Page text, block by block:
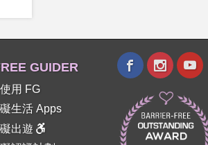
GUIDER
用 FG
生活 Apps
出遊